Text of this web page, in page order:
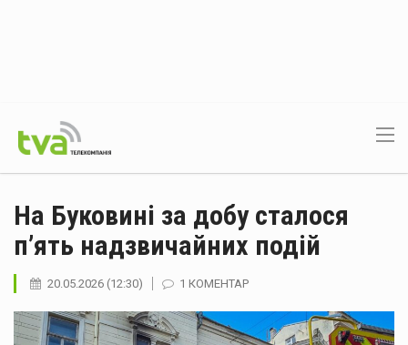
На Буковині за добу сталося
п’ять надзвичайних подій
20.05.2026 (12:30) 1 КОМЕНТАР